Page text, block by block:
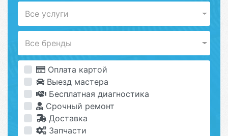
Все услуги
Все бренды
Оплата картой
Выезд мастера
Бесплатная диагностика
Срочный ремонт
Доставка
Запчасти